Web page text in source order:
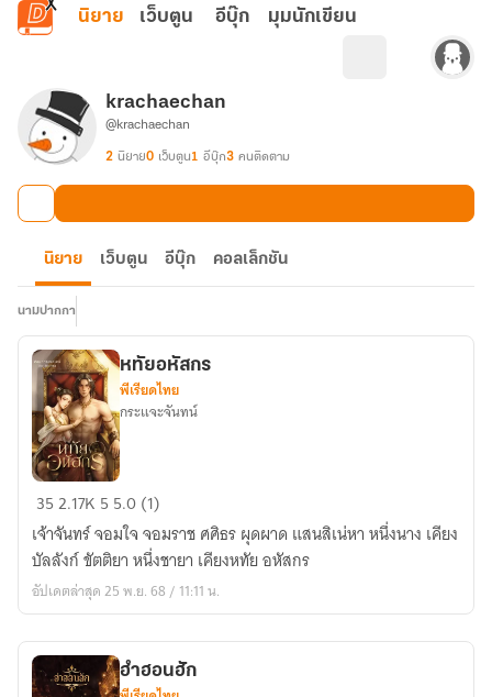
ข้ามไปยังเนื้อหาหลัก
นิยาย เว็บตูน อีบุ๊ก มุมนักเขียน
krachaechan
@krachaechan
2 นิยาย0 เว็บตูน1 อีบุ๊ก3 คนติดตาม
นิยาย เว็บตูน อีบุ๊ก คอลเล็กชัน
นามปากกา
หทัย
อ
หัส
กร
หทัยอหัสกร
พีเรียดไทย
กระแจะจันทน์
352.17K 5 5.0 (1)
เจ้าจันทร์ จอมใจ จอมราช ศศิธร ผุดผาด แสนสิเน่หา หนึ่งนาง เคียง
บัลลังก์ ขัตติยา หนึ่งชายา เคียงหทัย อหัสกร
อัปเดตล่าสุด 25 พ.ย. 68 / 11:11 น.
ฮำฮอนฮัก